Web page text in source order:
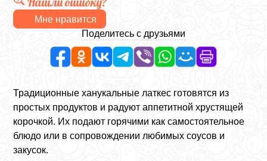
Мне нравится
Поделитесь с друзьями
Традиционные ханукальные латкес готовятся из
простых продуктов и радуют аппетитной хрустящей
корочкой. Их подают горячими как самостоятельное
блюдо или в сопровождении любимых соусов и
закусок.